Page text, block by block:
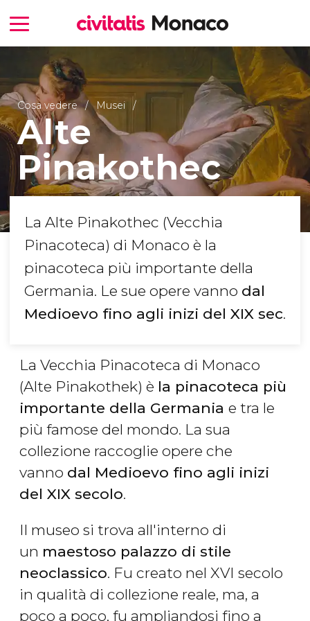
Cosa vedere Musei
Alte
Pinakothec
La Alte Pinakothec (Vecchia
Pinacoteca) di Monaco è la
pinacoteca più importante della
Germania. Le sue opere vanno dal
Medioevo fino agli inizi del XIX sec.
La Vecchia Pinacoteca di Monaco
(Alte Pinakothek) è la pinacoteca più
importante della Germania e tra le
più famose del mondo. La sua
collezione raccoglie opere che
vanno dal Medioevo fino agli inizi
del XIX secolo.
Il museo si trova all'interno di
un maestoso palazzo di stile
neoclassico. Fu creato nel XVI secolo
in qualità di collezione reale, ma, a
poco a poco, fu ampliandosi fino a